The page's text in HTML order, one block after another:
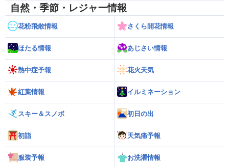
自然・季節・レジャー情報
花粉飛散情報 さくら開花情報
ほたる情報 あじさい情報
熱中症予報 花火天気
紅葉情報 イルミネーション
スキー＆スノボ 初日の出
初詣 天気痛予報
服装予報 お洗濯情報